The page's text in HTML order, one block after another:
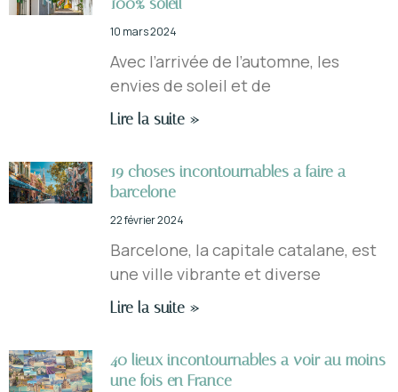
10 mars 2024
Avec l’arrivée de l’automne, les
envies de soleil et de
Lire la suite »
19 choses incontournables a faire a
barcelone
22 février 2024
Barcelone, la capitale catalane, est
une ville vibrante et diverse
Lire la suite »
40 lieux incontournables a voir au moins
une fois en France